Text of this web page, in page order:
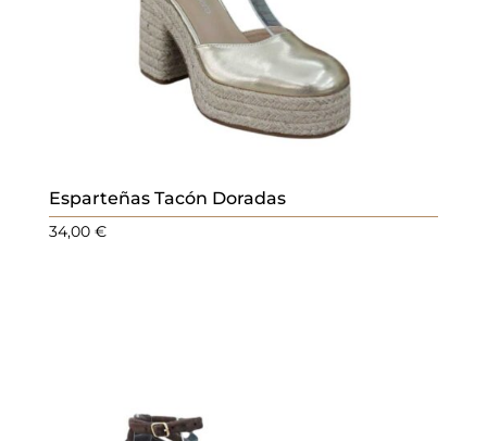
Esparteñas Tacón Doradas
34,00 €